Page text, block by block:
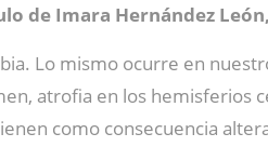
de Imara Hernández
Lo mismo ocurre en
atrofia en los hemisferios
como consecuencia